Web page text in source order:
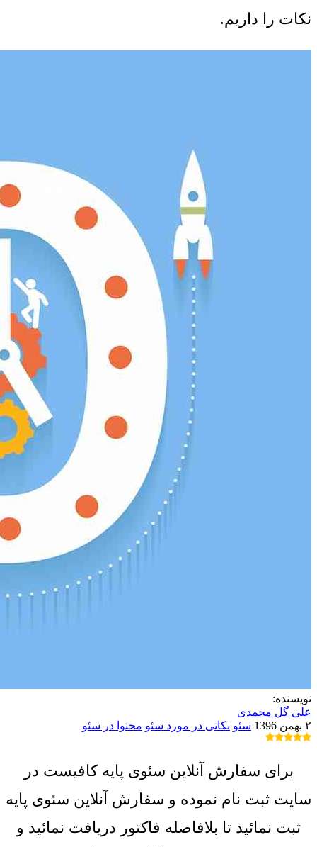
نکات را داریم.
نویسنده:
علی گل محمدی
۲ بهمن 1396
سئو نکاتی در مورد سئو محتوا در سئو
برای سفارش آنلاین سئوی پایه کافیست در
سایت ثبت نام نموده و سفارش آنلاین سئوی پایه
ثبت نمائید تا بلافاصله فاکتور دریافت نمائید و